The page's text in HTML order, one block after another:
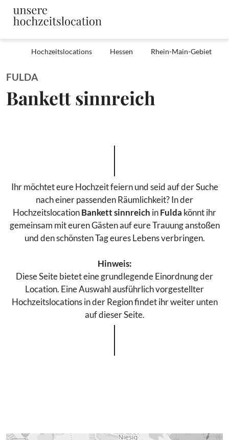
Hochzeitslocations Hessen Rhein-Main-Gebiet
FULDA
Bankett sinnreich
Ihr möchtet eure Hochzeit feiern und seid auf der Suche
nach einer passenden Räumlichkeit? In der
HochzeitslocationBankett sinnreich inFulda könnt ihr
gemeinsam mit euren Gästen auf eure Trauung anstoßen
und den schönsten Tag eures Lebens verbringen.
Hinweis:
Diese Seite bietet eine grundlegende Einordnung der
Location. Eine Auswahl ausführlich vorgestellter
Hochzeitslocations in der Region findet ihr weiter unten
auf dieser Seite.